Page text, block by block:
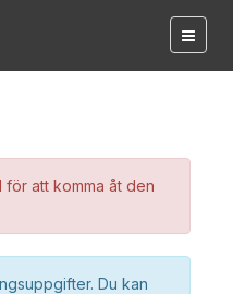
för att komma åt den
Du kan